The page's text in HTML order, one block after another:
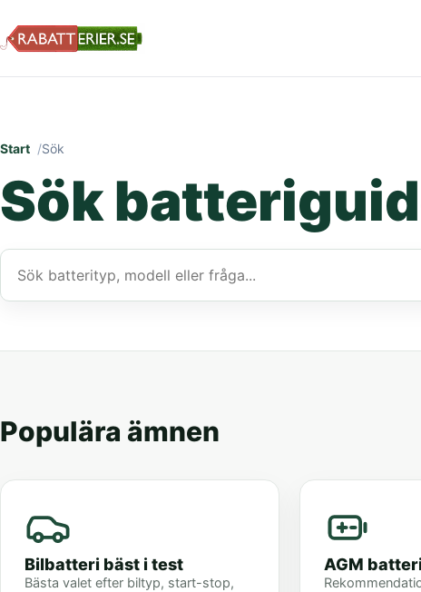
Start Sök
Sök
Sök
Populära ämnen
Bilbatteri bäst i test
Bästa valet efter biltyp, start-stop,
AGM